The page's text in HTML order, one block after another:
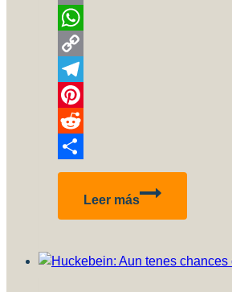
Email
WhatsApp
Copy
Link
Telegram
Pinterest
Reddit
Compartir
Leer más
Podemos
mejorar